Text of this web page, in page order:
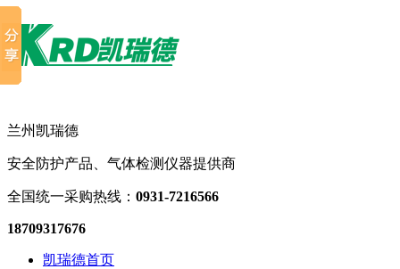
兰州凯瑞德
安全防护产品、气体检测仪器提供商
全国统一采购热线： 0931-7216566
18709317676
凯瑞德首页